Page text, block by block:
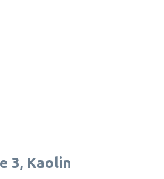
3, Kaolin